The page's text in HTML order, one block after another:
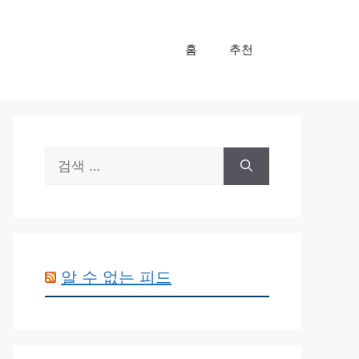
홈 추천
색:
알 수 없는 피드